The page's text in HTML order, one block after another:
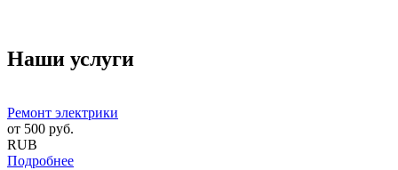
Наши услуги
Ремонт электрики
от 500 руб.
RUB
Подробнее